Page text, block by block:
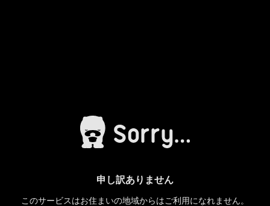
申し訳ありません
このサービスはお住まいの地域からはご利用になれません。